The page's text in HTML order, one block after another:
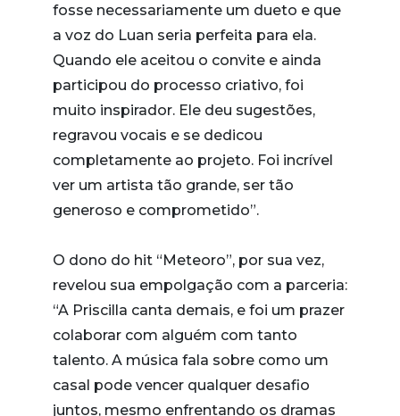
fosse necessariamente um dueto e que
a voz do Luan seria perfeita para ela.
Quando ele aceitou o convite e ainda
participou do processo criativo, foi
muito inspirador. Ele deu sugestões,
regravou vocais e se dedicou
completamente ao projeto. Foi incrível
ver um artista tão grande, ser tão
generoso e comprometido”.
O dono do hit “Meteoro”, por sua vez,
revelou sua empolgação com a parceria:
“A Priscilla canta demais, e foi um prazer
colaborar com alguém com tanto
talento. A música fala sobre como um
casal pode vencer qualquer desafio
juntos, mesmo enfrentando os dramas